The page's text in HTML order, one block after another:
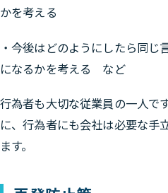
かを考える
・今後はどのようにしたら同じ
になるかを考える など
行為者も大切な従業員の一人で
に、行為者にも会社は必要な手
ます。